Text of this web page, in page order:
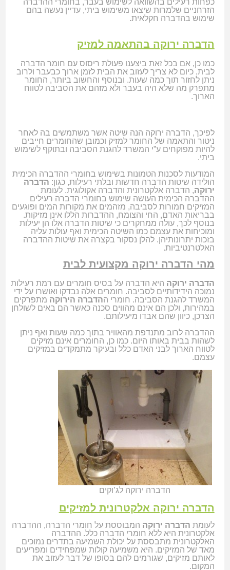
הזרחניים שלמרות שיצאו משימוש ביתי, עדיין נעשה בהם
שימוש בהדברה חקלאית.
הדברה ירוקה בהתאמה למזיק
כמו כן, אם בכל זאת ביצענו פעולת ריסוס עם חומר הדברה
לבית, כיום לא צריך לעזוב את הבית לזמן ארוך כבעבר ולרוב
ניתן לחזור תוך כמה שעות. ובנוסף והחשוב ביותר, החומר
מתפרק מה שלא היה בעבר ולא מזהם את הסביבה לטווח
הארוך.
לפיכך, הדברה ירוקה הנה שיטה אשר משתמשים בה לאחר
ניטור והתאמה של החומר למזיק וכמובן שהחומרים חייבים
להיות מפוקחים ע”י המשרד להגנת הסביבה ובתוקף לשימוש
ביתי.
המודעות לסכנות הטמונות בשימוש בחומרי ההדברה הכימית
הולידה שיטות הדברה חדשות ובלתי רעילות, כגון: הדברה
ירוקה, הדברה אלקטרונית והדברה אקולוגית. לעומת
ההדברה הכימית העושה שימוש בחומרי הדברה רעילים
המזיקים חמורות לסביבה, מזהמים את מקורות המים ופוגעים
בבריאות האדם, החי והצומח, ההדברות הללו אינן מזיקות.
בנוסף לכך, עולה ממחקרים כי שיטות הדברה אלו הן יעילות
ומוכיחות את עצמם כמו השיטה הכימית ואף עולות עליה
בזכות יתרונותיהן. להלן נסקור בקצרה את שיטות ההדברה
האלטרנטיביות.
מהי הדברה ירוקה מקצועית לבית
הדברה ירוקה היא הדברה על בסיס חומרים עם רמת רעילות
נמוכה הידידותיים לסביבה. חומרים אלה נבדקו ואושרו על ידי
המשרד להגנת הסביבה. חומרי ההדברה הירוקה מתפרקים
במהירות, ולכן הם אינם מהווים סכנה כאשר הם באים לשולחן
הצרכן, כיוון שהם אבדו מיעילותם.
ההדברה לרוב מתנדפת מהאוויר בתוך כמה שעות ואף ניתן
לשהות בבית באותו היום. כמו כן, החומרים אינם מזיקים
לטווח הארוך לבני האדם כלל ובעיקר מתמקדים במזיקים
עצמם.
הדברה ירוקה לג’וקים
הדברה ירוקה אלקטרונית למזיקים
לעומת הדברה ירוקה המבוססת על חומרי הדברה, ההדברה
אלקטרונית היא ללא חומרי הדברה כלל. ההדברה
האלקטרונית מתבססת על יכולת השמיעה בתדרים נמוכים
מאד של המזיקים. היא משמיעה קולות שמפחידים ומפריעים
לאותם מזיקים, שגורמים להם בסופו של דבר לעזוב את
המקום.